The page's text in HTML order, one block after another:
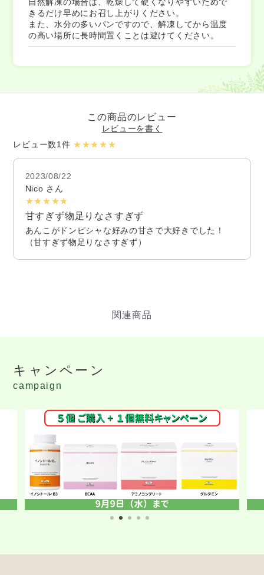
きるだけ早めにお召し上がりください。
また、水分の多いパンですので、解凍してから温度
の高い場所に長時間置くことは避けてください。
この商品のレビュー
レビューを書く
レビュー数1件 ★★★★★
2023/08/22
Nico さん
★★★★★
甘すぎず物足りなさすぎず
あんこがドンピシャな好みの甘さで大好きでした！
（甘すぎず物足りなさすぎず）
キャンペーン
campaign